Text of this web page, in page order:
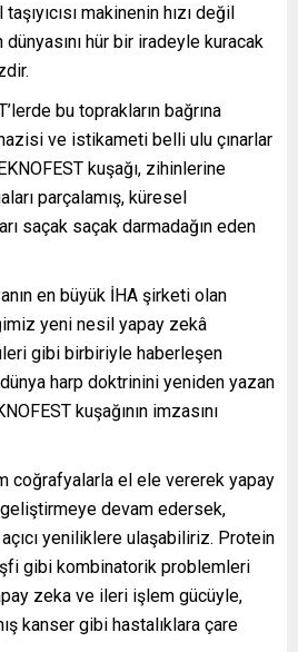
makinenin hızı değil
dünyasını hür bir iradeyle kuracak
bu toprakların bağrına
ve istikameti belli ulu çınarlar
kuşağı, zihinlerine
parçalamış, küresel
saçak saçak darmadağın eden
en büyük İHA şirketi olan
yeni nesil yapay zekâ
gibi birbiriyle haberleşen
harp doktrinini yeniden yazan
kuşağının imzasını
coğrafyalarla el ele vererek yapay
devam edersek,
yeniliklere ulaşabiliriz. Protein
gibi kombinatorik problemleri
zeka ve ileri işlem gücüyle,
kanser gibi hastalıklara çare